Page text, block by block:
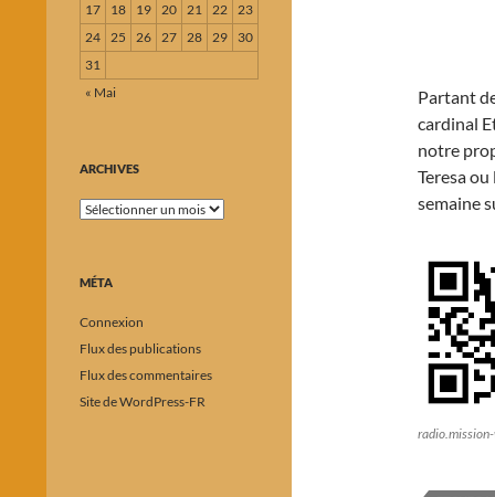
Partant
cardinal
notre
Teresa
semaine
17
18 19 20 21 22 23
24 25 26 27 28 29
30
31
« Mai
ARCHIVES
Archives
MÉTA
Connexion
Flux des publications
Flux des commentaires
Site de WordPress-FR